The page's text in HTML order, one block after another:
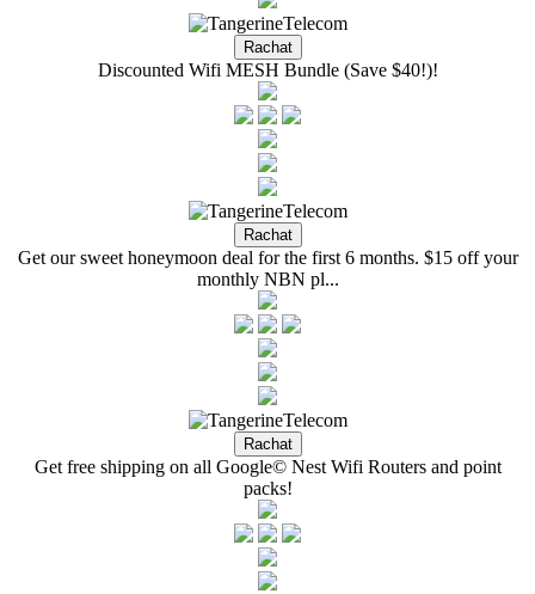
Discounted Wifi MESH Bundle (Save $40!)!
Get our sweet honeymoon deal for the first 6 months. $15 off your
monthly NBN pl...
Get free shipping on all Google© Nest Wifi Routers and point
packs!